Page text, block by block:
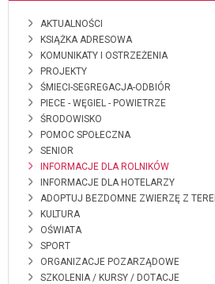
AKTUALNOŚCI
KSIĄŻKA ADRESOWA
KOMUNIKATY I OSTRZEŻENIA
PROJEKTY
ŚMIECI-SEGREGACJA-ODBIÓR
PIECE - WĘGIEL - POWIETRZE
ŚRODOWISKO
POMOC SPOŁECZNA
SENIOR
INFORMACJE DLA ROLNIKÓW
INFORMACJE DLA HOTELARZY
ADOPTUJ BEZDOMNE ZWIERZĘ Z
KULTURA
OŚWIATA
SPORT
ORGANIZACJE POZARZĄDOWE
SZKOLENIA / KURSY / DOTACJE